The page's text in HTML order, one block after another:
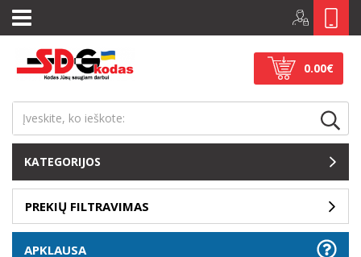
0.00€
KATEGORIJOS
PREKIŲ FILTRAVIMAS
APKLAUSA